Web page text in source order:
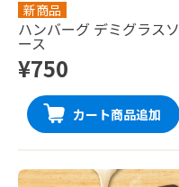
新商品
ハンバーグ デミグラスソ
ース
¥750
カート商品追加